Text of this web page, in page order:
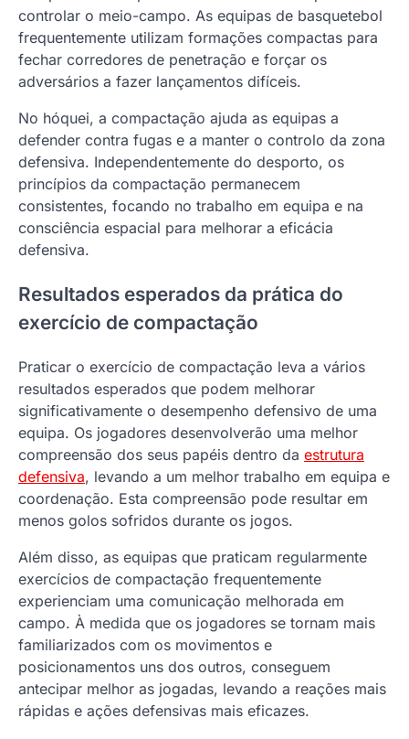
controlar o meio-campo. As equipas de basquetebol
frequentemente utilizam formações compactas para
fechar corredores de penetração e forçar os
adversários a fazer lançamentos difíceis.
No hóquei, a compactação ajuda as equipas a
defender contra fugas e a manter o controlo da zona
defensiva. Independentemente do desporto, os
princípios da compactação permanecem
consistentes, focando no trabalho em equipa e na
consciência espacial para melhorar a eficácia
defensiva.
Resultados esperados da prática do
exercício de compactação
Praticar o exercício de compactação leva a vários
resultados esperados que podem melhorar
significativamente o desempenho defensivo de uma
equipa. Os jogadores desenvolverão uma melhor
compreensão dos seus papéis dentro da estrutura
defensiva, levando a um melhor trabalho em equipa e
coordenação. Esta compreensão pode resultar em
menos golos sofridos durante os jogos.
Além disso, as equipas que praticam regularmente
exercícios de compactação frequentemente
experienciam uma comunicação melhorada em
campo. À medida que os jogadores se tornam mais
familiarizados com os movimentos e
posicionamentos uns dos outros, conseguem
antecipar melhor as jogadas, levando a reações mais
rápidas e ações defensivas mais eficazes.